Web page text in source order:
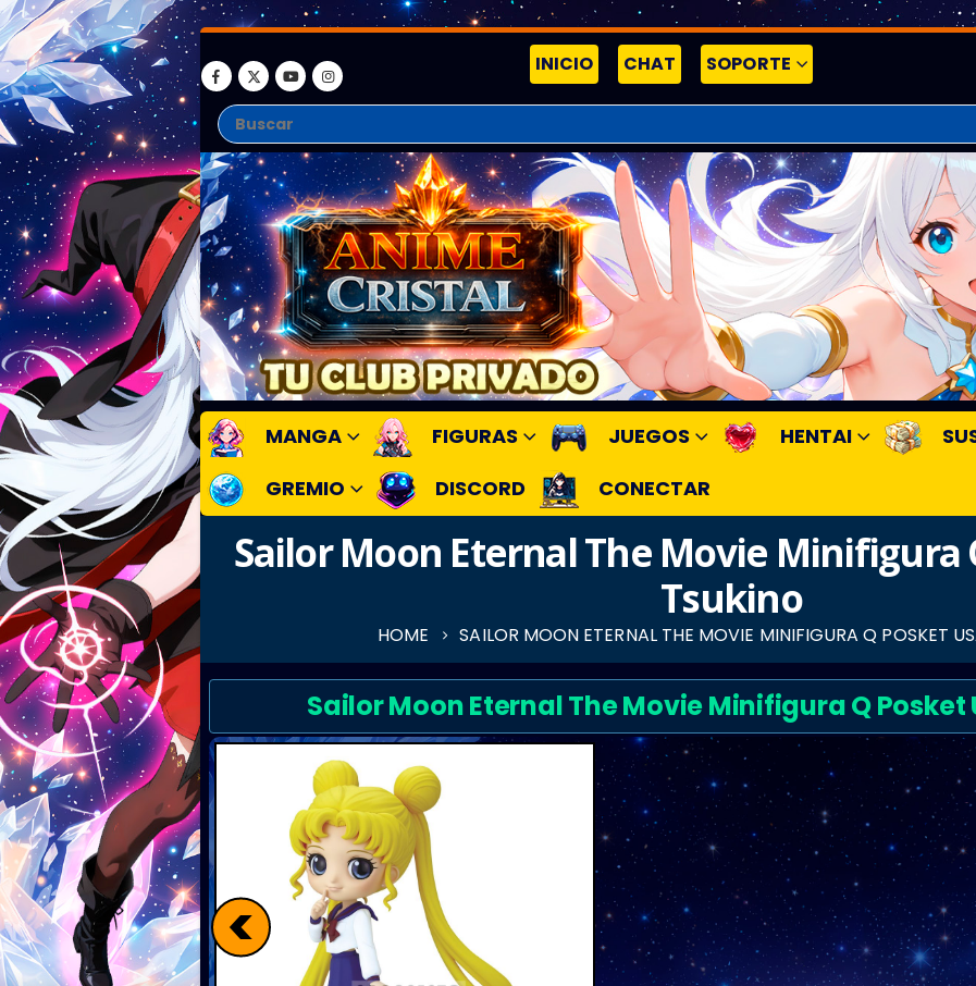
INICIO CHAT SOPORTE
MANGA FIGURAS JUEGOS HENTAI
GREMIO
DISCORD CONECTAR
Sailor Moon Eternal The Movie Minifigura
Tsukino
HOME SAILOR MOON ETERNAL THE MOVIE MINIFIGURA Q POSKET
Sailor Moon Eternal The Movie Minifigura Q Posket
<